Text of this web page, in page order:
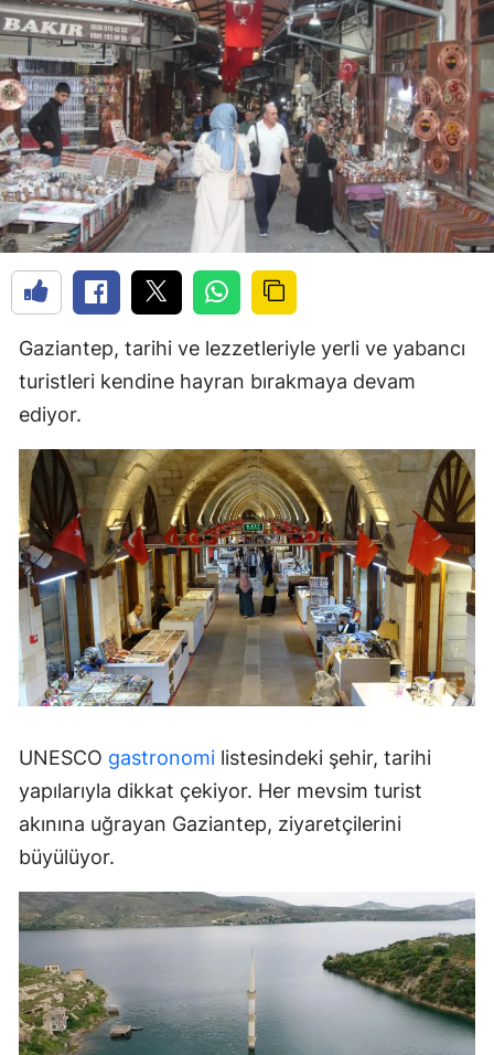
Gaziantep, tarihi ve lezzetleriyle yerli ve yabancı
turistleri kendine hayran bırakmaya devam
ediyor.
UNESCO gastronomi listesindeki şehir, tarihi
yapılarıyla dikkat çekiyor. Her mevsim turist
akınına uğrayan Gaziantep, ziyaretçilerini
büyülüyor.